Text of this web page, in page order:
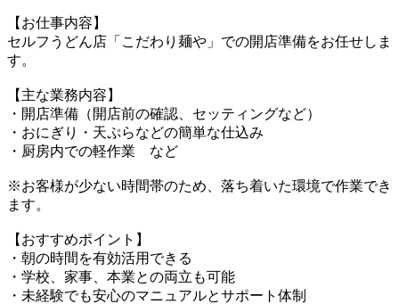
【お仕事内容】
セルフうどん店「こだわり麺や」での開店準備をお任せしま
す。
【主な業務内容】
・開店準備（開店前の確認、セッティングなど）
・おにぎり・天ぷらなどの簡単な仕込み
・厨房内での軽作業 など
※お客様が少ない時間帯のため、落ち着いた環境で作業でき
ます。
【おすすめポイント】
・朝の時間を有効活用できる
・学校、家事、本業との両立も可能
・未経験でも安心のマニュアルとサポート体制